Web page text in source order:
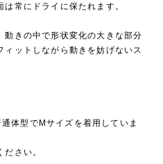
常にドライに保たれます。
きの中で形状変化の大きな部分
ットしながら動きを妨げないス
型でMサイズを着用していま
さい。